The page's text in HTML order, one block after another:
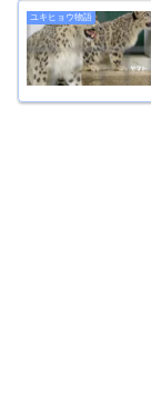
ユキヒョウ物語